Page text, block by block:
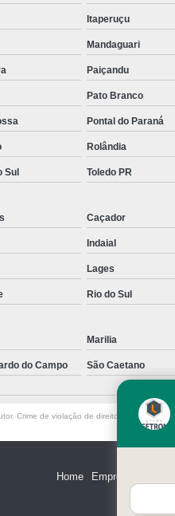
Itaperuçu
Mandaguari
Paiçandu
Pato Branco
Pontal do Paraná
Rolândia
Sul Toledo PR
Caçador
Indaial
Lages
Rio do Sul
Marilia
do Campo São Caetano
Crime de violação de direito autoral –
Home Empresa